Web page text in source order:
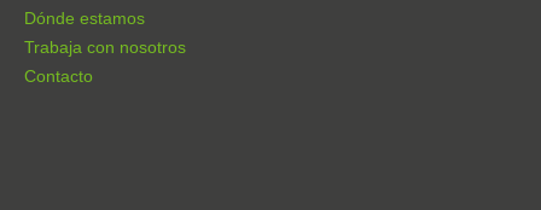
Dónde estamos
Trabaja con nosotros
Contacto